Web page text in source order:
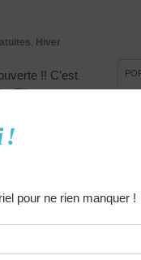
, Hiver
!! C’est
Elle est
rester